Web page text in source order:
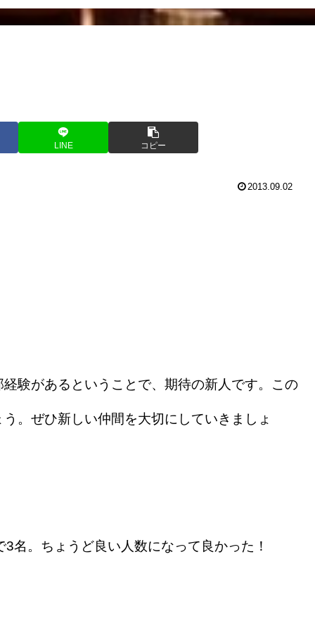
LINE コピー
2013.09.02
験があるということで、期待の新人です。この
。ぜひ新しい仲間を大切にしていきましょ
。ちょうど良い人数になって良かった！